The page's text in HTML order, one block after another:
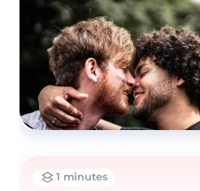
1 minutes